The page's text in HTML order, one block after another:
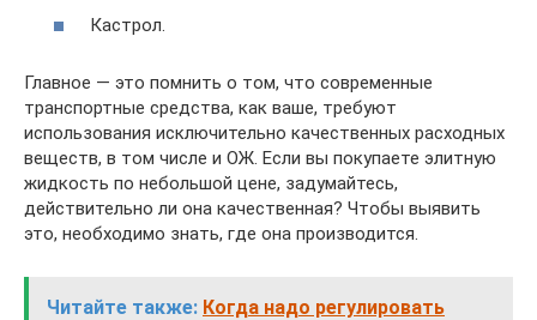
Кастрол.
Главное — это помнить о том, что современные
транспортные средства, как ваше, требуют
использования исключительно качественных расходных
веществ, в том числе и ОЖ. Если вы покупаете элитную
жидкость по небольшой цене, задумайтесь,
действительно ли она качественная? Чтобы выявить
это, необходимо знать, где она производится.
Читайте также: Когда надо регулировать